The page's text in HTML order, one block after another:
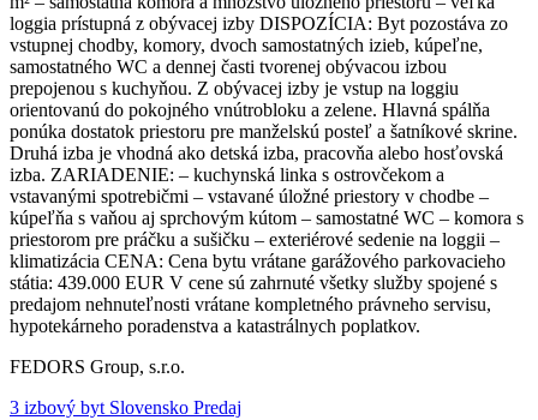
loggia prístupná z obývacej izby DISPOZÍCIA: Byt pozostáva zo
vstupnej chodby, komory, dvoch samostatných izieb, kúpeľne,
samostatného WC a dennej časti tvorenej obývacou izbou
prepojenou s kuchyňou. Z obývacej izby je vstup na loggiu
orientovanú do pokojného vnútrobloku a zelene. Hlavná spálňa
ponúka dostatok priestoru pre manželskú posteľ a šatníkové skrine.
Druhá izba je vhodná ako detská izba, pracovňa alebo hosťovská
izba. ZARIADENIE: – kuchynská linka s ostrovčekom a
vstavanými spotrebičmi – vstavané úložné priestory v chodbe –
kúpeľňa s vaňou aj sprchovým kútom – samostatné WC – komora s
priestorom pre práčku a sušičku – exteriérové sedenie na loggii –
klimatizácia CENA: Cena bytu vrátane garážového parkovacieho
státia: 439.000 EUR V cene sú zahrnuté všetky služby spojené s
predajom nehnuteľnosti vrátane kompletného právneho servisu,
hypotekárneho poradenstva a katastrálnych poplatkov.
FEDORS Group, s.r.o.
3 izbový byt Slovensko Predaj